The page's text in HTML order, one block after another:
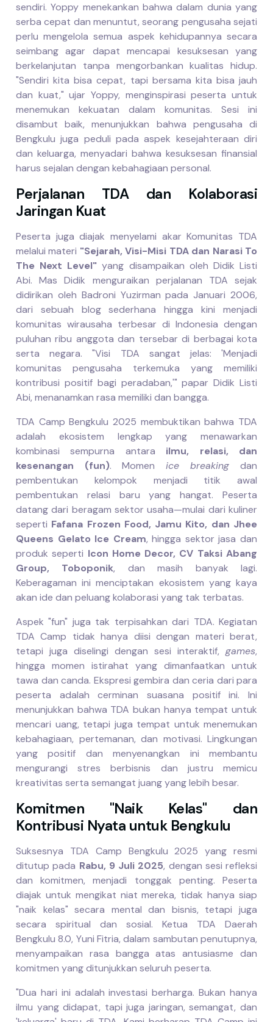
sendiri. Yoppy menekankan bahwa dalam dunia yang
serba cepat dan menuntut, seorang pengusaha sejati
perlu mengelola semua aspek kehidupannya secara
seimbang agar dapat mencapai kesuksesan yang
berkelanjutan tanpa mengorbankan kualitas hidup.
"Sendiri kita bisa cepat, tapi bersama kita bisa jauh
dan kuat," ujar Yoppy, menginspirasi peserta untuk
menemukan kekuatan dalam komunitas. Sesi ini
disambut baik, menunjukkan bahwa pengusaha di
Bengkulu juga peduli pada aspek kesejahteraan diri
dan keluarga, menyadari bahwa kesuksesan finansial
harus sejalan dengan kebahagiaan personal.
Perjalanan TDA dan Kolaborasi
Jaringan Kuat
Peserta juga diajak menyelami akar Komunitas TDA
melalui materi "Sejarah, Visi-Misi TDA dan Narasi To
The Next Level" yang disampaikan oleh Didik Listi
Abi. Mas Didik menguraikan perjalanan TDA sejak
didirikan oleh Badroni Yuzirman pada Januari 2006,
dari sebuah blog sederhana hingga kini menjadi
komunitas wirausaha terbesar di Indonesia dengan
puluhan ribu anggota dan tersebar di berbagai kota
serta negara. "Visi TDA sangat jelas: 'Menjadi
komunitas pengusaha terkemuka yang memiliki
kontribusi positif bagi peradaban,'" papar Didik Listi
Abi, menanamkan rasa memiliki dan bangga.
TDA Camp Bengkulu 2025 membuktikan bahwa TDA
adalah ekosistem lengkap yang menawarkan
kombinasi sempurna antara ilmu, relasi, dan
kesenangan (fun). Momen ice breaking dan
pembentukan kelompok menjadi titik awal
pembentukan relasi baru yang hangat. Peserta
datang dari beragam sektor usaha—mulai dari kuliner
seperti Fafana Frozen Food, Jamu Kito, dan Jhee
Queens Gelato Ice Cream, hingga sektor jasa dan
produk seperti Icon Home Decor, CV Taksi Abang
Group, Toboponik, dan masih banyak lagi.
Keberagaman ini menciptakan ekosistem yang kaya
akan ide dan peluang kolaborasi yang tak terbatas.
Aspek "fun" juga tak terpisahkan dari TDA. Kegiatan
TDA Camp tidak hanya diisi dengan materi berat,
tetapi juga diselingi dengan sesi interaktif, games,
hingga momen istirahat yang dimanfaatkan untuk
tawa dan canda. Ekspresi gembira dan ceria dari para
peserta adalah cerminan suasana positif ini. Ini
menunjukkan bahwa TDA bukan hanya tempat untuk
mencari uang, tetapi juga tempat untuk menemukan
kebahagiaan, pertemanan, dan motivasi. Lingkungan
yang positif dan menyenangkan ini membantu
mengurangi stres berbisnis dan justru memicu
kreativitas serta semangat juang yang lebih besar.
Komitmen "Naik Kelas" dan
Kontribusi Nyata untuk Bengkulu
Suksesnya TDA Camp Bengkulu 2025 yang resmi
ditutup pada Rabu, 9 Juli 2025, dengan sesi refleksi
dan komitmen, menjadi tonggak penting. Peserta
diajak untuk mengikat niat mereka, tidak hanya siap
"naik kelas" secara mental dan bisnis, tetapi juga
secara spiritual dan sosial. Ketua TDA Daerah
Bengkulu 8.0, Yuni Fitria, dalam sambutan penutupnya,
menyampaikan rasa bangga atas antusiasme dan
komitmen yang ditunjukkan seluruh peserta.
"Dua hari ini adalah investasi berharga. Bukan hanya
ilmu yang didapat, tapi juga jaringan, semangat, dan